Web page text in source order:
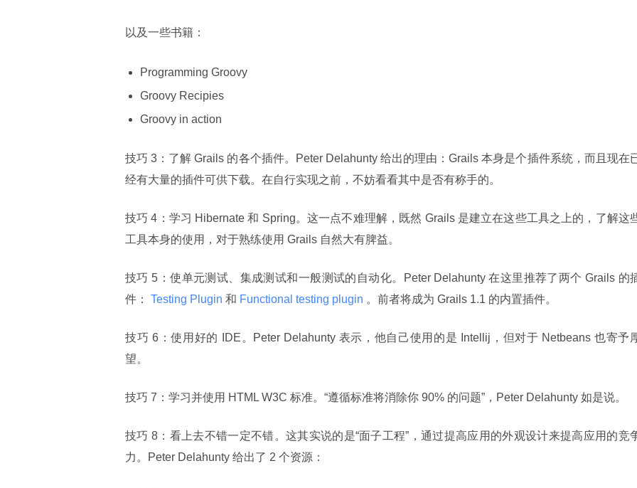
以及一些书籍：
Programming Groovy
Groovy Recipies
Groovy in action
技巧 3：了解 Grails 的各个插件。Peter Delahunty 给出的理由：Grails 本身是个插件系统，而且现在
经有大量的插件可供下载。在自行实现之前，不妨看看其中是否有称手的。
技巧 4：学习 Hibernate 和 Spring。这一点不难理解，既然 Grails 是建立在这些工具之上的，了解这
工具本身的使用，对于熟练使用 Grails 自然大有脾益。
技巧 5：使单元测试、集成测试和一般测试的自动化。Peter Delahunty 在这里推荐了两个 Grails 的
件：
Testing Plugin 和 Functional testing plugin 。前者将成为 Grails 1.1 的内置插件。
技巧 6：使用好的 IDE。Peter Delahunty 表示，他自己使用的是 Intellij，但对于 Netbeans 也寄予
望。
技巧 7：学习并使用 HTML W3C 标准。“遵循标准将消除你 90% 的问题”，Peter Delahunty 如是说。
技巧 8：看上去不错一定不错。这其实说的是“面子工程”，通过提高应用的外观设计来提高应用的竞
力。Peter Delahunty 给出了 2 个资源：